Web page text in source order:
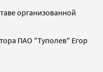
организованной
ПАО "Туполев" Егор